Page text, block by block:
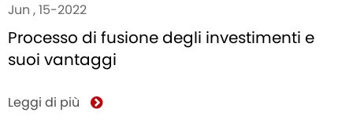
Jun , 15-2022
Processo di fusione degli investimenti e
suoi vantaggi
Leggi di più